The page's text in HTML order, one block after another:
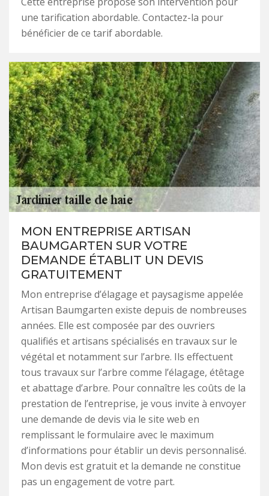
une tarification abordable. Contactez-la pour
bénéficier de ce tarif abordable.
MON ENTREPRISE ARTISAN
BAUMGARTEN SUR VOTRE
DEMANDE ÉTABLIT UN DEVIS
GRATUITEMENT
Mon entreprise d’élagage et paysagisme appelée
Artisan Baumgarten existe depuis de nombreuses
années. Elle est composée par des ouvriers
qualifiés et artisans spécialisés en travaux sur le
végétal et notamment sur l’arbre. Ils effectuent
tous travaux sur l’arbre comme l’élagage, étêtage
et abattage d’arbre. Pour connaître les coûts de la
prestation de l’entreprise, je vous invite à envoyer
une demande de devis via le site web en
remplissant le formulaire avec le maximum
d’informations pour établir un devis personnalisé.
Mon devis est gratuit et la demande ne constitue
pas un engagement de votre part.